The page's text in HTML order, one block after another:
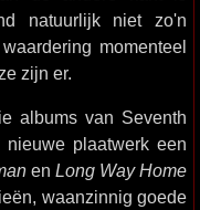
natuurlijk niet zo'n
momenteel
zijn er.
albums van Seventh
plaatwerk een
en Long Way Home
waanzinnig goede